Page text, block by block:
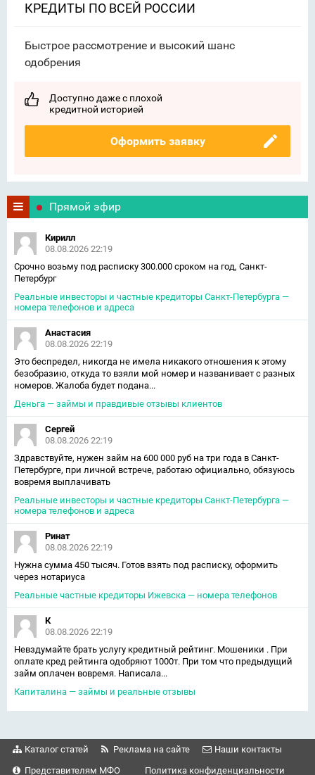
КРЕДИТЫ ПО ВСЕЙ РОССИИ
Быстрое рассмотрение и высокий шанс
одобрения
Доступно даже с плохой
кредитной историей
Оформить заявку
Прямой эфир
Кирилл
08.08.2026 22:19
Срочно возьму под расписку 300.000 сроком на год, Санкт-
Петербург
Реальные инвесторы и частные кредиторы Санкт-Петербурга —
номера телефонов и адреса
Анастасия
08.08.2026 22:19
Это беспредел, никогда не имела никакого отношения к этому
безобразию, откуда то взяли мой номер и названивает с разных
номеров. Жалоба будет подана...
Деньга — займы и правдивые отзывы клиентов
Сергей
08.08.2026 22:19
Здравствуйте, нужен займ на 600 000 руб на три года в Санкт-
Петербурге, при личной встрече, работаю официально, обязуюсь
вовремя выплачивать
Реальные инвесторы и частные кредиторы Санкт-Петербурга —
номера телефонов и адреса
Ринат
08.08.2026 22:19
Нужна сумма 450 тысяч. Готов взять под расписку, оформить
через нотариуса
Реальные частные кредиторы Ижевска — номера телефонов
К
08.08.2026 22:19
Невздумайте брать услугу кредитный рейтинг. Мошеники . При
оплате кред рейтинга одобряют 1000т. При том что предыдущий
займ оплачен вовремя. Написала...
Капиталина — займы и реальные отзывы
Каталог статей Реклама на сайте
Наши контакты
Представителям МФО
Политика конфиденциальности